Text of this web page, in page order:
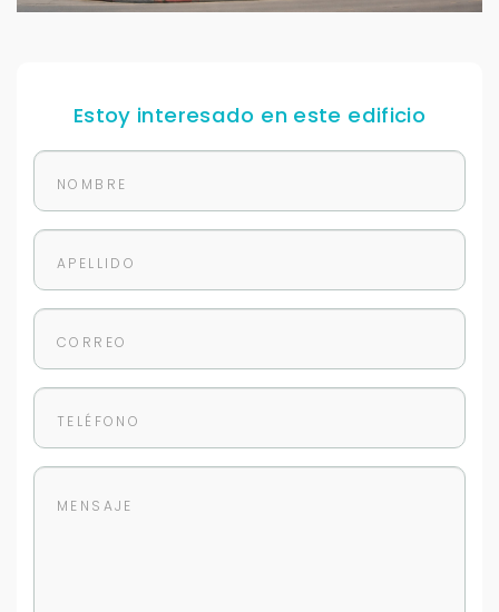
Estoy interesado en este edificio